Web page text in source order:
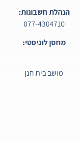
הנהלת חשבונות:
077-4304710
מחסן לוגיסטי:
מושב בית חנן